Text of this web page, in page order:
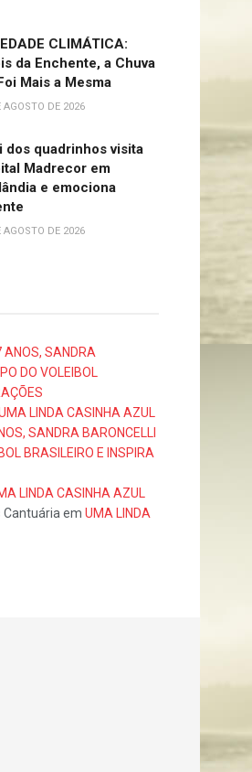
CLIMÁTICA:
da Enchente, a Chuva
Mais a Mesma
AGOSTO DE 2026
dos quadrinhos visita
Madrecor em
e emociona
AGOSTO DE 2026
ANOS, SANDRA
DO VOLEIBOL
LINDA CASINHA AZUL
SANDRA BARONCELLI
BRASILEIRO E INSPIRA
LINDA CASINHA AZUL
Cantuáriaem UMA LINDA